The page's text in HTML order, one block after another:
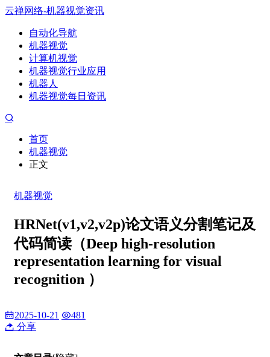
云禅网络-机器视觉资讯
自动化导航
机器视觉
计算机视觉
机器视觉行业应用
机器人
机器视觉每日资讯
首页
机器视觉
正文
机器视觉
HRNet(v1,v2,v2p)论文语义分割笔记及
代码简读（Deep high-resolution
representation learning for visual
recognition ）
2025-10-21
481
分享